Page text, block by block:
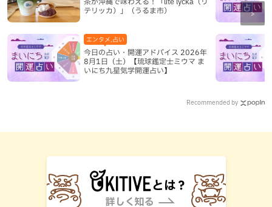
茶が沖縄で味わえる！「lite lycka（リ
テリッカ）」（うるま市）
今日の占い・開運アドバイス 2026年
8月1日（土）【琉球鑑定士ミウマ ま
いにち九星気学開運占い】
エンタメ,占い
Recommended by